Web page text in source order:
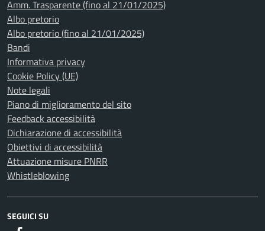
Amm. Trasparente (fino al 21/01/2025)
Albo pretorio
Albo pretorio (fino al 21/01/2025)
Bandi
Informativa privacy
Cookie Policy (UE)
Note legali
Piano di miglioramento del sito
Feedback accessibilità
Dichiarazione di accessibilità
Obiettivi di accessibilità
Attuazione misure PNRR
Whistleblowing
SEGUICI SU